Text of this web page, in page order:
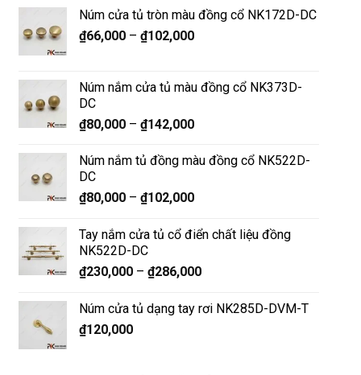
Núm cửa tủ tròn màu đồng cổ NK172D-DC
₫66,000 –₫102,000
Núm nắm cửa tủ màu đồng cổ NK373D-
DC
₫80,000 –₫142,000
Núm nắm tủ đồng màu đồng cổ NK522D-
DC
₫80,000 –₫102,000
Tay nắm cửa tủ cổ điển chất liệu đồng
NK522D-DC
₫230,000 –₫286,000
Núm cửa tủ dạng tay rơi NK285D-DVM-T
₫120,000